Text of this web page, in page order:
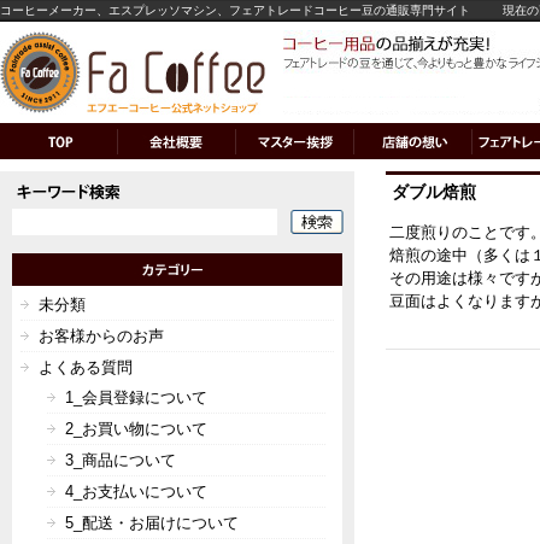
コーヒーメーカー、エスプレッソマシン、フェアトレードコーヒー豆の通販専門サイト 現在
ダブル焙煎
二度煎りのことです
焙煎の途中（多くは
その用途は様々です
豆面はよくなります
未分類
お客様からのお声
よくある質問
1_会員登録について
2_お買い物について
3_商品について
4_お支払いについて
5_配送・お届けについて